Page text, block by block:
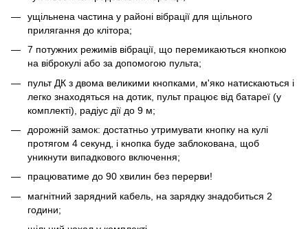
ущільнена частина у районі вібрації для щільного
прилягання до клітора;
7 потужних режимів вібрації, що перемикаються кнопкою
на віброкулі або за допомогою пульта;
пульт ДК з двома великими кнопками, м'яко натискаються і
легко знаходяться на дотик, пульт працює від батареї (у
комплекті), радіус дії до 9 м;
дорожній замок: достатньо утримувати кнопку на кулі
протягом 4 секунд, і кнопка буде заблокована, щоб
уникнути випадкового включення;
працюватиме до 90 хвилин без перерви!
магнітний зарядний кабель, на зарядку знадобиться 2
години;